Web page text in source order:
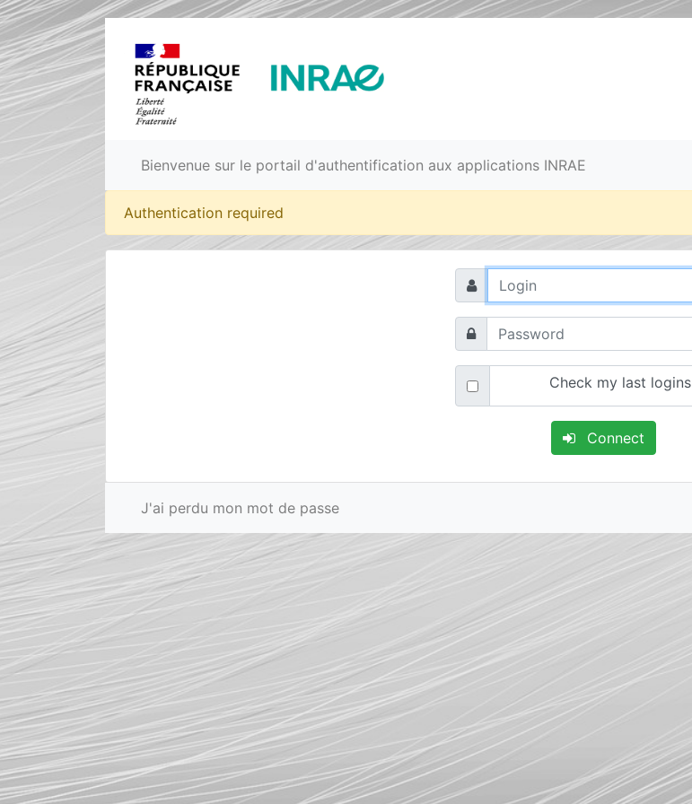
Bienvenue sur le portail d'authentification aux applications INRAE
Authentication required
Check my last logins
Connect
J'ai perdu mon mot de passe